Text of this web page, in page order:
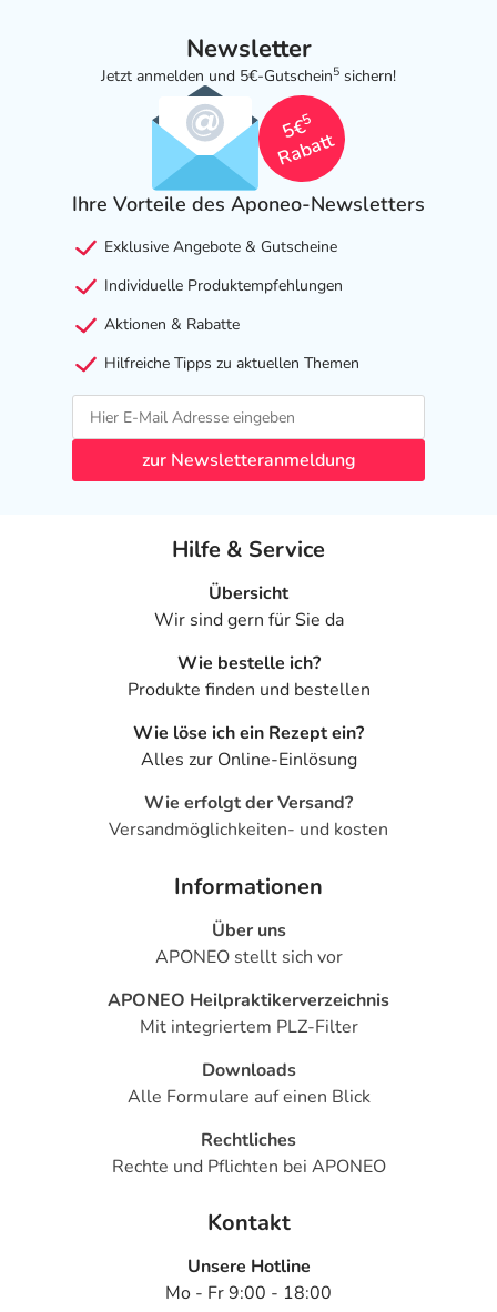
Newsletter
Jetzt anmelden und 5€-Gutschein5 sichern!
5€
5
Rabatt
Ihre Vorteile des Aponeo-Newsletters
Exklusive Angebote & Gutscheine
Individuelle Produktempfehlungen
Aktionen & Rabatte
Hilfreiche Tipps zu aktuellen Themen
zur Newsletteranmeldung
Hilfe & Service
Übersicht
Wir sind gern für Sie da
Wie bestelle ich?
Produkte finden und bestellen
Wie löse ich ein Rezept ein?
Alles zur Online-Einlösung
Wie erfolgt der Versand?
Versandmöglichkeiten- und kosten
Informationen
Über uns
APONEO stellt sich vor
APONEO Heilpraktikerverzeichnis
Mit integriertem PLZ-Filter
Downloads
Alle Formulare auf einen Blick
Rechtliches
Rechte und Pflichten bei APONEO
Kontakt
Unsere Hotline
Mo - Fr 9:00 - 18:00